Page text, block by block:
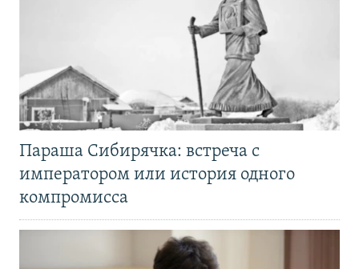
Параша Сибирячка: встреча с
императором или история одного
компромисса